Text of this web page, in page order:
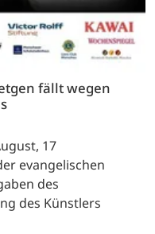
fällt wegen
17
evangelischen
des
des Künstlers